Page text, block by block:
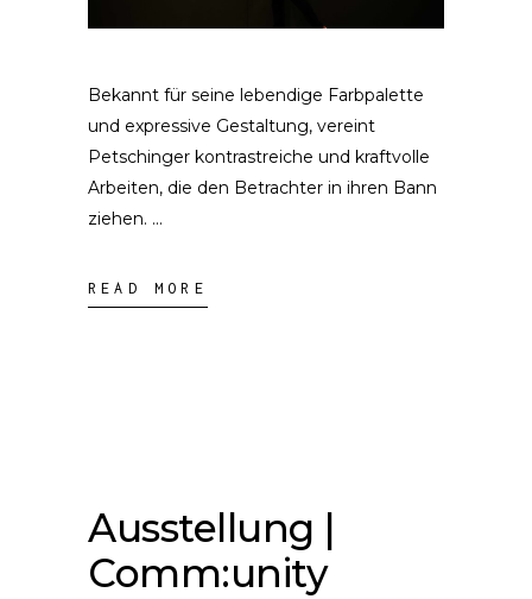
Bekannt für seine lebendige Farbpalette
und expressive Gestaltung, vereint
Petschinger kontrastreiche und kraftvolle
Arbeiten, die den Betrachter in ihren Bann
ziehen.
READ MORE
Ausstellung |
Comm:unity